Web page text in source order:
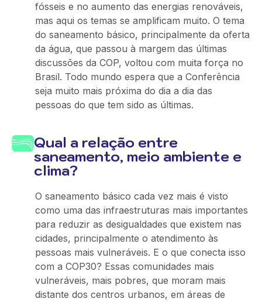
fósseis e no aumento das energias renováveis,
mas aqui os temas se amplificam muito. O tema
do saneamento básico, principalmente da oferta
da água, que passou à margem das últimas
discussões da COP, voltou com muita força no
Brasil. Todo mundo espera que a Conferência
seja muito mais próxima do dia a dia das
pessoas do que tem sido as últimas.
Qual a relação entre
saneamento, meio ambiente e
clima?
O saneamento básico cada vez mais é visto
como uma das infraestruturas mais importantes
para reduzir as desigualdades que existem nas
cidades, principalmente o atendimento às
pessoas mais vulneráveis. E o que conecta isso
com a COP30? Essas comunidades mais
vulneráveis, mais pobres, que moram mais
distante dos centros urbanos, em áreas de